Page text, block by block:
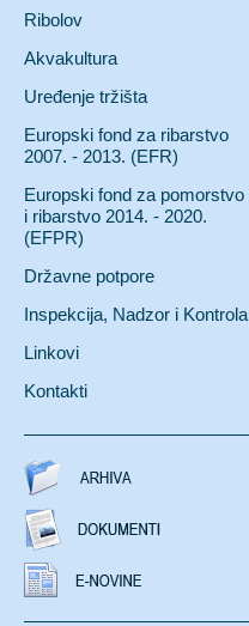
Ribolov
Akvakultura
Uređenje tržišta
Europski fond za ribarstvo
2007. - 2013. (EFR)
Europski fond za pomorstvo
i ribarstvo 2014. - 2020.
(EFPR)
Državne potpore
Inspekcija, Nadzor i Kontrola
Linkovi
Kontakti